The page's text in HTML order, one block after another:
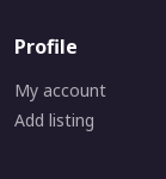
Profile
My account
Add listing